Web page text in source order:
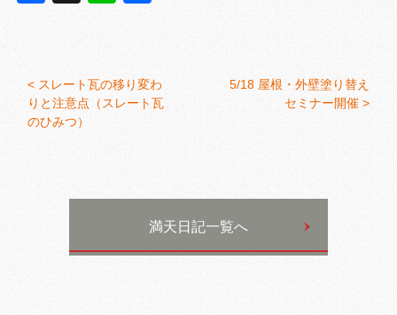
< スレート瓦の移り変わ
りと注意点（スレート瓦
のひみつ）
5/18 屋根・外壁塗り替え
セミナー開催 >
満天日記一覧へ